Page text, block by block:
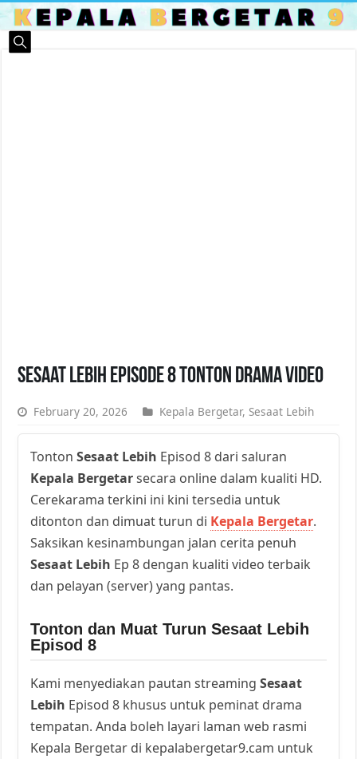
Sesaat Lebih Episode 8 Tonton Drama Video
February 20, 2026 Kepala Bergetar, Sesaat Lebih
TontonSesaat Lebih Episod 8 dari saluran
Kepala Bergetarsecara online dalam kualiti HD.
Cerekarama terkini ini kini tersedia untuk
ditonton dan dimuat turun di Kepala Bergetar.
Saksikan kesinambungan jalan cerita penuh
Sesaat Lebih Ep 8 dengan kualiti video terbaik
dan pelayan (server) yang pantas.
Tonton dan Muat Turun Sesaat Lebih
Episod 8
Kami menyediakan pautan streamingSesaat
Lebih Episod 8 khusus untuk peminat drama
tempatan. Anda boleh layari laman web rasmi
Kepala Bergetar di kepalabergetar9.cam untuk